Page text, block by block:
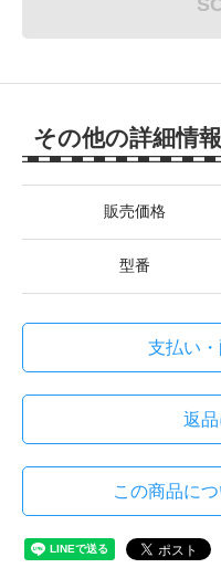
その他の詳細情報
販売価格
型番
支払い
返
この商品に